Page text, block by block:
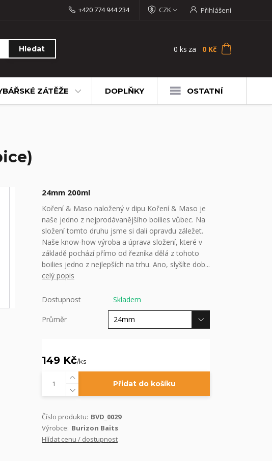
CZK Přihlášení
Hledat
+420 774 944 234
0 ks za 0 Kč
ZÁTĚŽE DOPLŇKY OSTATNÍ
24mm 200ml
Koření & Maso naložený v dipu Koření & Maso je
naše jedno z nejprodávanějšího boilies vůbec. Na
složení tomto druhu jsme si dali opravdu záležet.
Naše know-how výroba a úprava složení, které v
základě pochází přímo od řezníka dělá z tohoto
boilies jedno z nejlepších na trhu. Ano, slyšíte dob...
celý popis
Dostupnost Skladem
Průměr
149 Kč/ks
Přidat do košíku
Číslo produktu: BVD_0029
Výrobce: Burizon Baits
Hlídat cenu / dostupnost